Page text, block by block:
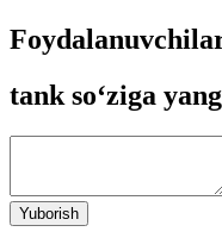
tank so‘ziga
Yuborish